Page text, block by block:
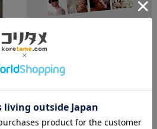
グッ
(税込)
※販売終了※【2gether 公式グッ
ズ】Bright&Win 公式写真集